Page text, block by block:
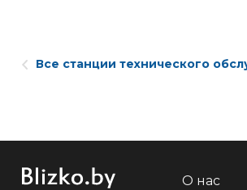
Все станции технического
О нас